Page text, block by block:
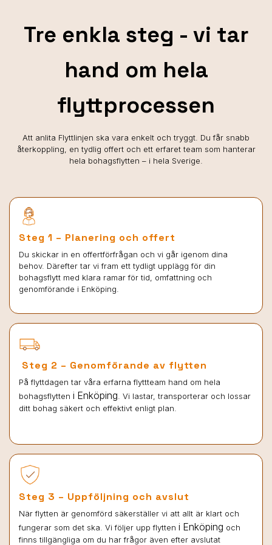
Tre enkla steg - vi tar
hand om hela
flyttprocessen
Att anlita Flyttlinjen ska vara enkelt och tryggt. Du får snabb
återkoppling, en tydlig offert och ett erfaret team som hanterar
hela bohagsflytten – i hela Sverige.
Steg 1 – Planering och offert
Du skickar in en offertförfrågan och vi går igenom dina
behov. Därefter tar vi fram ett tydligt upplägg för din
bohagsflytt med klara ramar för tid, omfattning och
genomförande i Enköping.
Steg 2 – Genomförande av flytten
På flyttdagen tar våra erfarna flyttteam hand om hela
bohagsflytten i Enköping . Vi lastar, transporterar och lossar
ditt bohag säkert och effektivt enligt plan.
Steg 3 – Uppföljning och avslut
När flytten är genomförd säkerställer vi att allt är klart och
fungerar som det ska. Vi följer upp flytten i Enköping och
finns tillgängliga om du har frågor även efter avslutat